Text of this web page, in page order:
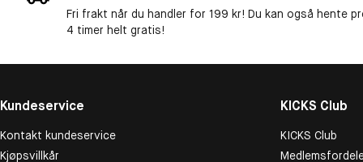
Fri frakt når du handler for 199 kr! Du kan også hente
4 timer helt gratis!
Kundeservice
Kontakt kundeservice
Kjøpsvillkår
KICKS Club
KICKS Club